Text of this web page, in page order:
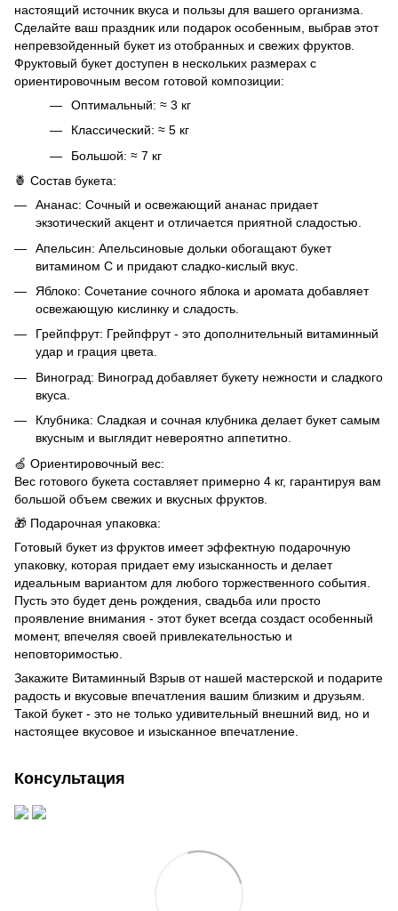
настоящий источник вкуса и пользы для вашего организма.
Сделайте ваш праздник или подарок особенным, выбрав этот
непревзойденный букет из отобранных и свежих фруктов.
Фруктовый букет доступен в нескольких размерах с
ориентировочным весом готовой композиции:
Оптимальный: ≈ 3 кг
Классический: ≈ 5 кг
Большой: ≈ 7 кг
🍍 Состав букета:
Ананас: Сочный и освежающий ананас придает
экзотический акцент и отличается приятной сладостью.
Апельсин: Апельсиновые дольки обогащают букет
витамином C и придают сладко-кислый вкус.
Яблоко: Сочетание сочного яблока и аромата добавляет
освежающую кислинку и сладость.
Грейпфрут: Грейпфрут - это дополнительный витаминный
удар и грация цвета.
Виноград: Виноград добавляет букету нежности и сладкого
вкуса.
Клубника: Сладкая и сочная клубника делает букет самым
вкусным и выглядит невероятно аппетитно.
🍏 Ориентировочный вес:
Вес готового букета составляет примерно 4 кг, гарантируя вам
большой объем свежих и вкусных фруктов.
🎁 Подарочная упаковка:
Готовый букет из фруктов имеет эффектную подарочную
упаковку, которая придает ему изысканность и делает
идеальным вариантом для любого торжественного события.
Пусть это будет день рождения, свадьба или просто
проявление внимания - этот букет всегда создаст особенный
момент, впечеляя своей привлекательностью и
неповторимостью.
Закажите Витаминный Взрыв от нашей мастерской и подарите
радость и вкусовые впечатления вашим близким и друзьям.
Такой букет - это не только удивительный внешний вид, но и
настоящее вкусовое и изысканное впечатление.
Консультация